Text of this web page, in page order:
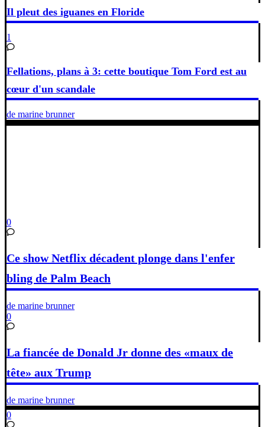
Il pleut des iguanes en Floride
1
Fellations, plans à 3: cette boutique Tom Ford est au
cœur d'un scandale
de marine brunner
0
Ce show Netflix décadent plonge dans l'enfer
bling de Palm Beach
de marine brunner
0
La fiancée de Donald Jr donne des «maux de
tête» aux Trump
de marine brunner
0